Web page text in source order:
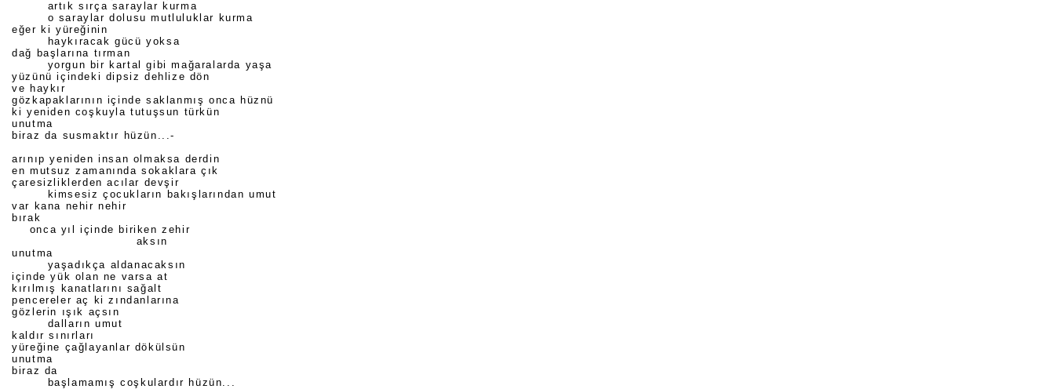
artık sırça saraylar kurma
o saraylar dolusu mutluluklar kurma
eğer ki yüreğinin
haykıracak gücü yoksa
dağ başlarına tırman
yorgun bir kartal gibi mağaralarda yaşa
yüzünü içindeki dipsiz dehlize dön
ve haykır
gözkapaklarının içinde saklanmış onca hüznü
ki yeniden coşkuyla tutuşsun türkün
unutma
biraz da susmaktır hüzün...-
arınıp yeniden insan olmaksa derdin
en mutsuz zamanında sokaklara çık
çaresizliklerden acılar devşir
kimsesiz çocukların bakışlarından umut
var kana nehir nehir
bırak
onca yıl içinde biriken zehir
aksın
unutma
yaşadıkça aldanacaksın
içinde yük olan ne varsa at
kırılmış kanatlarını sağalt
pencereler aç ki zındanlarına
gözlerin ışık açsın
dalların umut
kaldır sınırları
yüreğine çağlayanlar dökülsün
unutma
biraz da
başlamamış coşkulardır hüzün...